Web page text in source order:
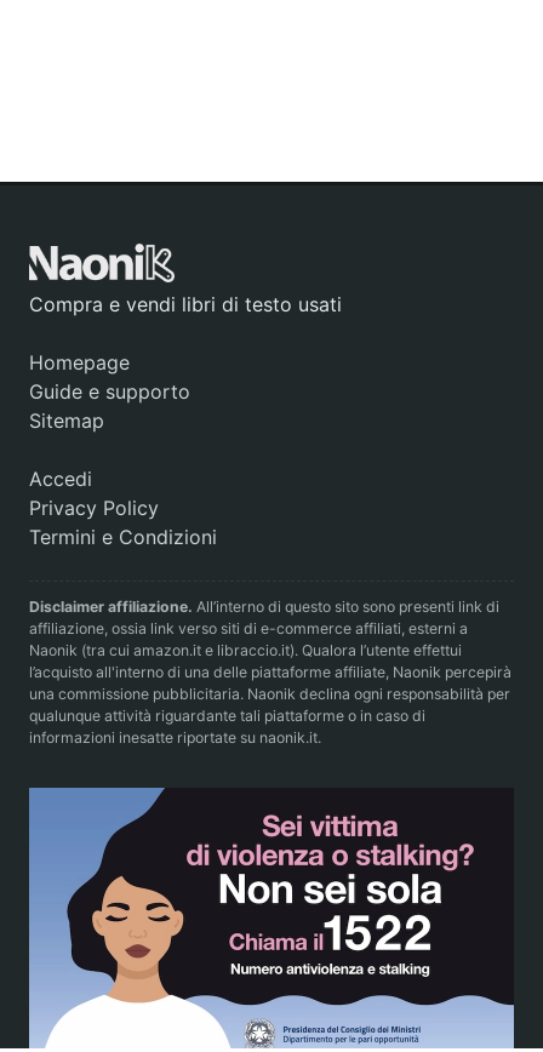
Compra e vendi libri di testo usati
Homepage
Guide e supporto
Sitemap
Accedi
Privacy Policy
Termini e Condizioni